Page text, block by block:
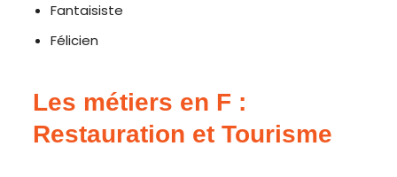
Fantaisiste
Félicien
Les métiers en F :
Restauration et Tourisme